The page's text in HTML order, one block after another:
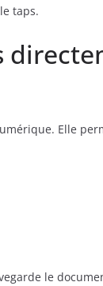
taps.
Elle
le